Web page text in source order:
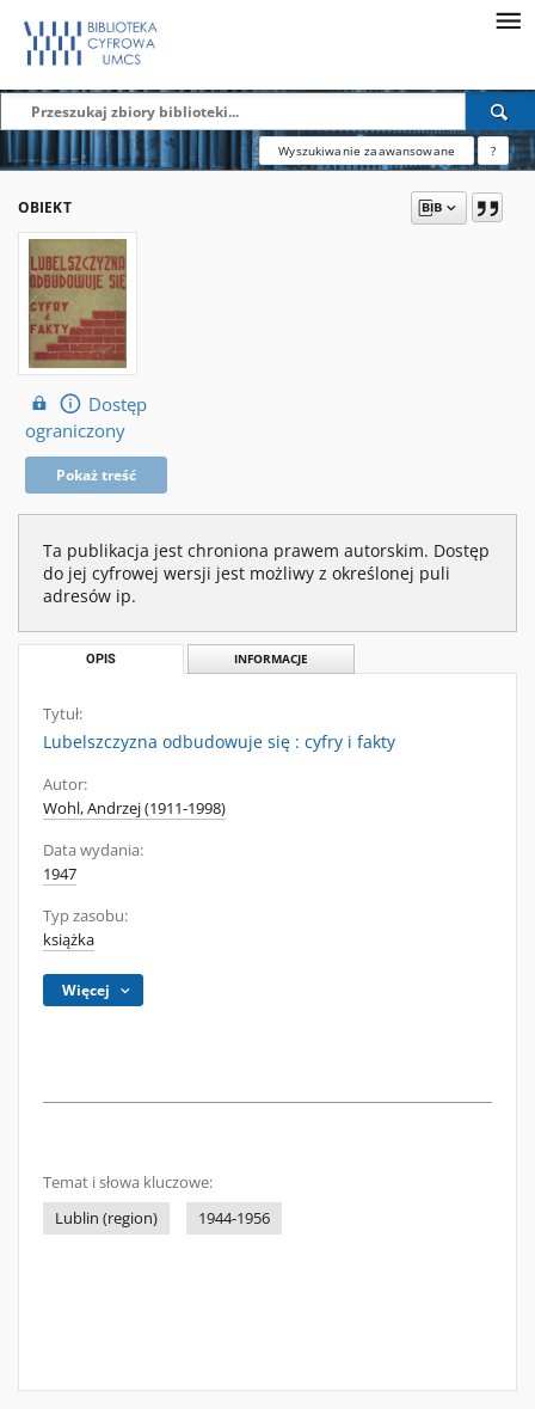
Wyszukiwanie zaawansowane ?
OBIEKT
Dostęp
ograniczony
Pokaż treść
Ta publikacja jest chroniona prawem autorskim. Dostęp
do jej cyfrowej wersji jest możliwy z określonej puli
adresów ip.
OPIS INFORMACJE
Tytuł:
Lubelszczyzna odbudowuje się : cyfry i fakty
Autor:
Wohl, Andrzej (1911-1998)
Data wydania:
1947
Typ zasobu:
książka
Więcej
Temat i słowa kluczowe:
Lublin (region)
1944-1956